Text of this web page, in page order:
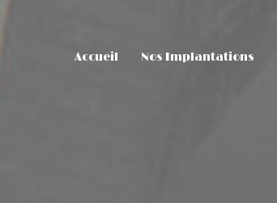
Accueil Nos Implantations